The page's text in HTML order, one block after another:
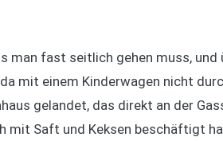
man fast seitlich gehen muss, und
mit einem Kinderwagen nicht
gelandet, das direkt an der
mit Saft und Keksen beschäftigt